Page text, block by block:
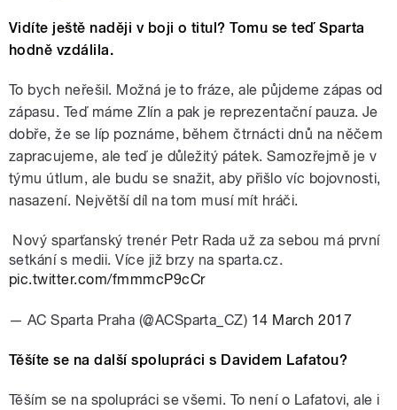
Vidíte ještě naději v boji o titul? Tomu se teď Sparta
hodně vzdálila.
To bych neřešil. Možná je to fráze, ale půjdeme zápas od
zápasu. Teď máme Zlín a pak je reprezentační pauza. Je
dobře, že se líp poznáme, během čtrnácti dnů na něčem
zapracujeme, ale teď je důležitý pátek. Samozřejmě je v
týmu útlum, ale budu se snažit, aby přišlo víc bojovnosti,
nasazení. Největší díl na tom musí mít hráči.
Nový sparťanský trenér Petr Rada už za sebou má první
setkání s medii. Více již brzy na sparta.cz.
pic.twitter.com/fmmmcP9cCr
— AC Sparta Praha (@ACSparta_CZ) 14 March 2017
Těšíte se na další spolupráci s Davidem Lafatou?
Těším se na spolupráci se všemi. To není o Lafatovi, ale i